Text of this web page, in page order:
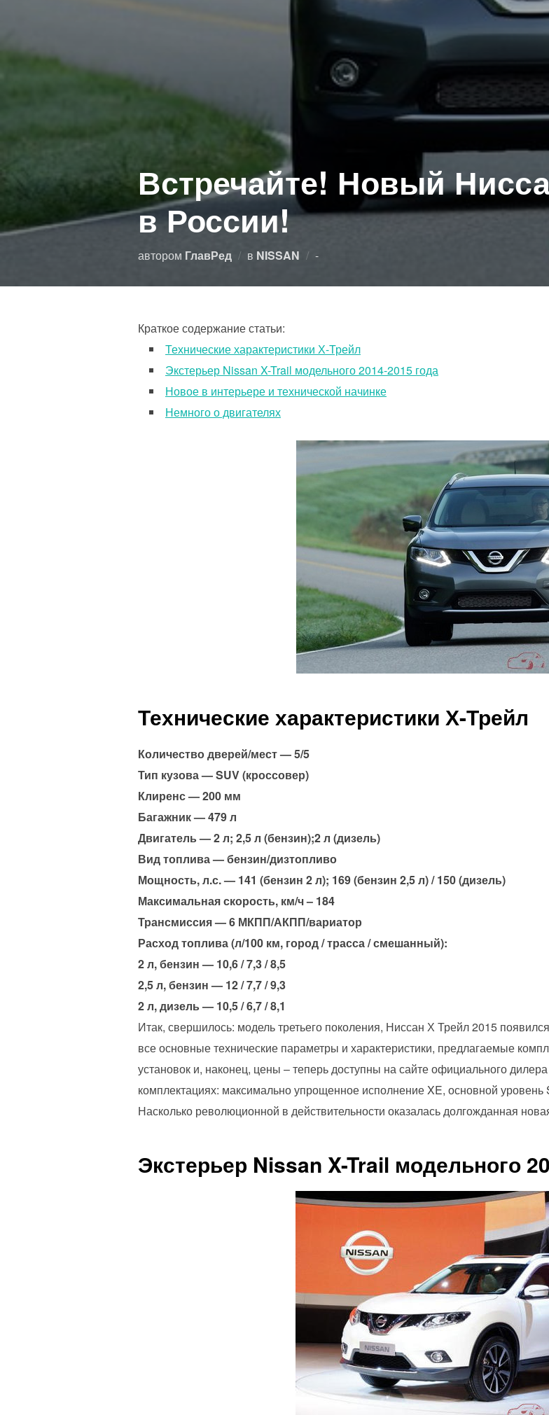
Встречайте! Новый
в России!
автором ГлавРед в NISSAN -Опубликовано
Краткое содержание статьи:
Технические характеристики Х-Трейл
Экстерьер Nissan X-Trail модельного 2014-2015 года
Новое в интерьере и технической начинке
Немного о двигателях
Технические характеристики Х-Трейл
Количество дверей/мест — 5/5
Тип кузова — SUV (кроссовер)
Клиренс — 200 мм
Багажник — 479 л
Двигатель — 2 л; 2,5 л (бензин);2 л (дизель)
Вид топлива — бензин/дизтопливо
Мощность, л.с. — 141 (бензин 2 л); 169 (бензин 2,5 л) / 150 (дизель)
Максимальная скорость, км/ч – 184
Трансмиссия — 6 МКПП/АКПП/вариатор
Расход топлива (л/100 км, город / трасса / смешанный):
2 л, бензин — 10,6 / 7,3 / 8,5
2,5 л, бензин — 12 / 7,7 / 9,3
2 л, дизель — 10,5 / 6,7 / 8,1
Итак, свершилось: модель третьего поколения, Ниссан Х Трейл 2015
все основные технические параметры и характеристики, предлагаемые
установок и, наконец, цены – теперь доступны на сайте официального
комплектациях: максимально упрощенное исполнение XE, основной
Насколько революционной в действительности оказалась долгожданная
Экстерьер Nissan X-Trail модельного